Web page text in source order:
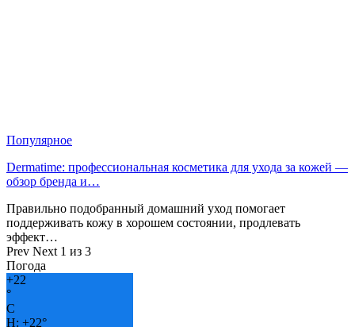
Популярное
Dermatime: профессиональная косметика для ухода за кожей —
обзор бренда и…
Правильно подобранный домашний уход помогает
поддерживать кожу в хорошем состоянии, продлевать
эффект…
Prev Next 1 из 3
Погода
+22
°
C
H: +22°